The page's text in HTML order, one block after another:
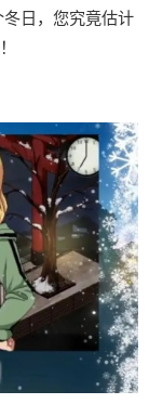
日，您究竟估计